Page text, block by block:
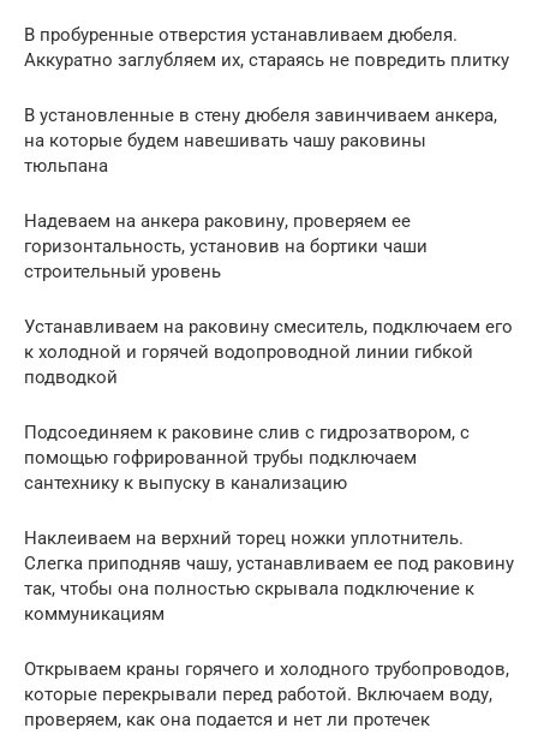
В пробуренные отверстия устанавливаем дюбеля.
Аккуратно заглубляем их, стараясь не повредить плитку
В установленные в стену дюбеля завинчиваем анкера,
на которые будем навешивать чашу раковины
тюльпана
Надеваем на анкера раковину, проверяем ее
горизонтальность, установив на бортики чаши
строительный уровень
Устанавливаем на раковину смеситель, подключаем его
к холодной и горячей водопроводной линии гибкой
подводкой
Подсоединяем к раковине слив с гидрозатвором, с
помощью гофрированной трубы подключаем
сантехнику к выпуску в канализацию
Наклеиваем на верхний торец ножки уплотнитель.
Слегка приподняв чашу, устанавливаем ее под раковину
так, чтобы она полностью скрывала подключение к
коммуникациям
Открываем краны горячего и холодного трубопроводов,
которые перекрывали перед работой. Включаем воду,
проверяем, как она подается и нет ли протечек